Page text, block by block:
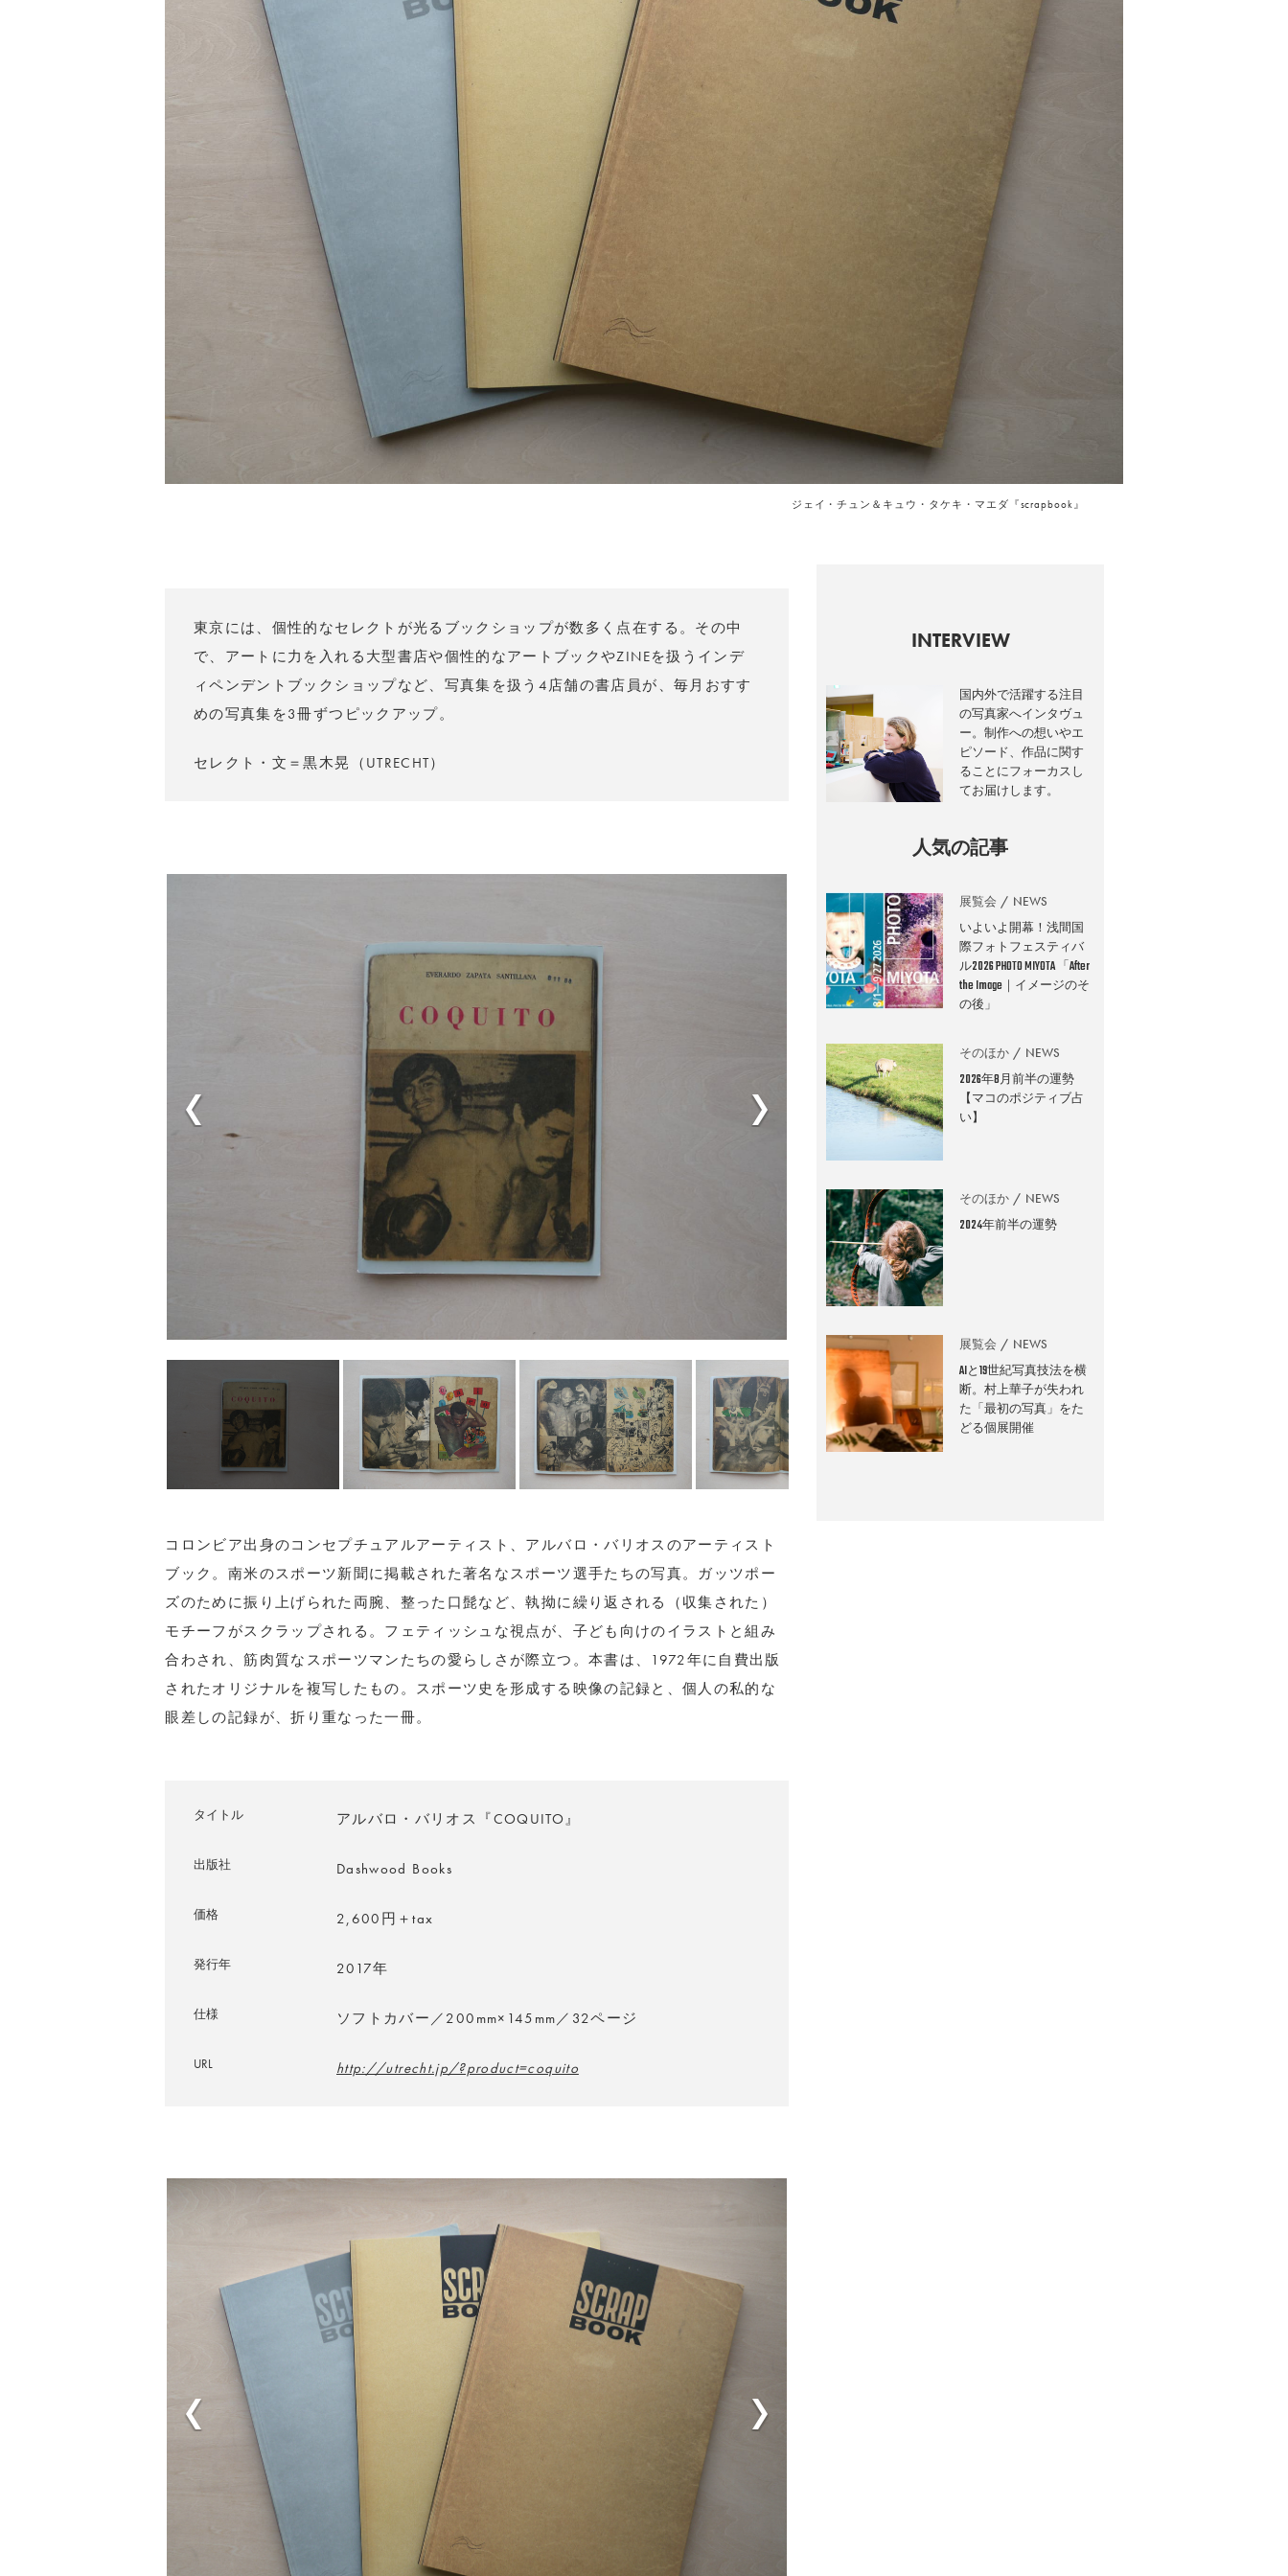
ジェイ・チュン＆キュウ・タケキ・マエダ『scrapbook』
東京には、個性的なセレクトが光るブックショップが数多く点在する。その中
で、アートに力を入れる大型書店や個性的なアートブックやZINEを扱うインデ
ィペンデントブックショップなど、写真集を扱う4店舗の書店員が、毎月おすす
めの写真集を3冊ずつピックアップ。
セレクト・文＝黒木晃（UTRECHT）
コロンビア出身のコンセプチュアルアーティスト、アルバロ・バリオスのアーティスト
ブック。南米のスポーツ新聞に掲載された著名なスポーツ選手たちの写真。ガッツポー
ズのために振り上げられた両腕、整った口髭など、執拗に繰り返される（収集された）
モチーフがスクラップされる。フェティッシュな視点が、子ども向けのイラストと組み
合わされ、筋肉質なスポーツマンたちの愛らしさが際立つ。本書は、1972年に自費出版
されたオリジナルを複写したもの。スポーツ史を形成する映像の記録と、個人の私的な
眼差しの記録が、折り重なった一冊。
タイトル アルバロ・バリオス『COQUITO』
出版社 Dashwood Books
価格 2,600円＋tax
発行年 2017年
仕様 ソフトカバー／200mm×145mm／32ページ
URL http://utrecht.jp/?product=coquito
INTERVIEW
国内外で活躍する注目
の写真家へインタヴュ
ー。制作への想いやエ
ピソード、作品に関す
ることにフォーカスし
てお届けします。
人気の記事
展覧会 NEWS
いよいよ開幕！浅間国
際フォトフェスティバ
ル2026 PHOTO MIYOTA 「After
the Image｜イメージのそ
の後」
そのほか NEWS
2026年8月前半の運勢
【マコのポジティブ占
い】
そのほか NEWS
2024年前半の運勢
展覧会 NEWS
AIと19世紀写真技法を横
断。村上華子が失われ
た「最初の写真」をた
どる個展開催